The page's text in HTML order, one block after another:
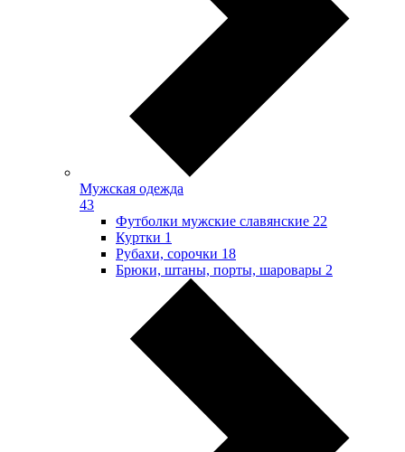
Мужская одежда
43
Футболки мужские славянские 22
Куртки 1
Рубахи, сорочки 18
Брюки, штаны, порты, шаровары 2